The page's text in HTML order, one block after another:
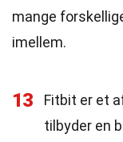
mange
imellem.
13
Fitbit er et
tilbyder en